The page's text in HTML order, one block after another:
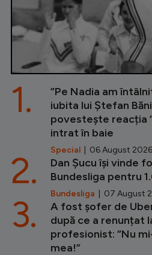
”Pe Nadia am
iubita lui Ștefan
povestește reacția
intrat în baie
Special | 06 August
1.
Dan Șucu își vinde
Bundesliga pentru
Bundesliga | 07 August
2.
A fost șofer de
după ce a renunțat
profesionist: ”Nu
mea!”
3.